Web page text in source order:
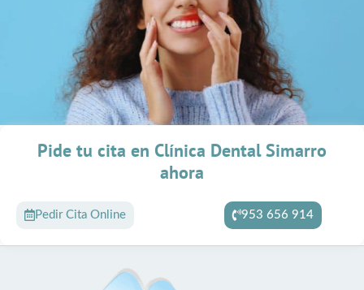
Pide tu cita en Clínica Dental Simarro
ahora
Pedir Cita Online 953 656 914